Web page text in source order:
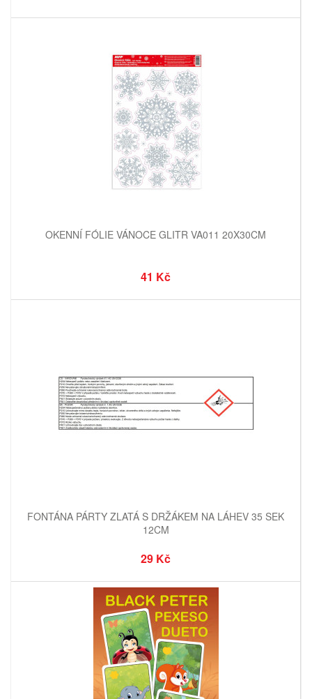
OKENNÍ FÓLIE VÁNOCE GLITR VA011 20X30CM
41 Kč
FONTÁNA PÁRTY ZLATÁ S DRŽÁKEM NA LÁHEV 35 SEK
12CM
29 Kč